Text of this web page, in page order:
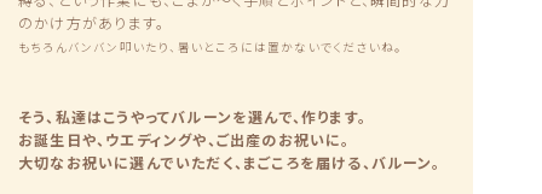
のかけ方があります。
もちろんバンバン叩いたり、暑いところには置かないでくださいね。
そう、私達はこうやってバルーンを選んで、作ります。
お誕生日や、ウエディングや、ご出産のお祝いに。
大切なお祝いに選んでいただく、まごころを届ける、バルーン。